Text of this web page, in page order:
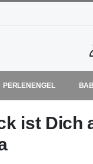
PERLENENGEL
ist Dich